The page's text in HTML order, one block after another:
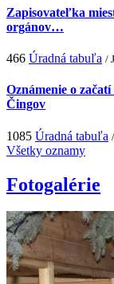
Zapisovateľka
orgánov…
466 Úradná tabuľa /
Oznámenie o
Čingov
1085 Úradná tabuľa
Všetky oznamy
Fotogalérie